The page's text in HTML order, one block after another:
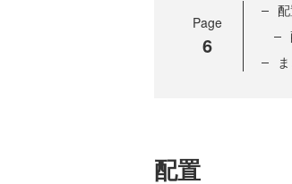
Page
6
配置